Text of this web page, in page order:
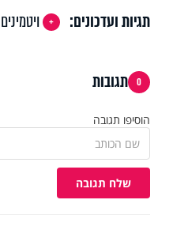
תגיות ועדכונים: ויטמינים
0 תגובות
הוסיפו תגובה
שלח תגובה